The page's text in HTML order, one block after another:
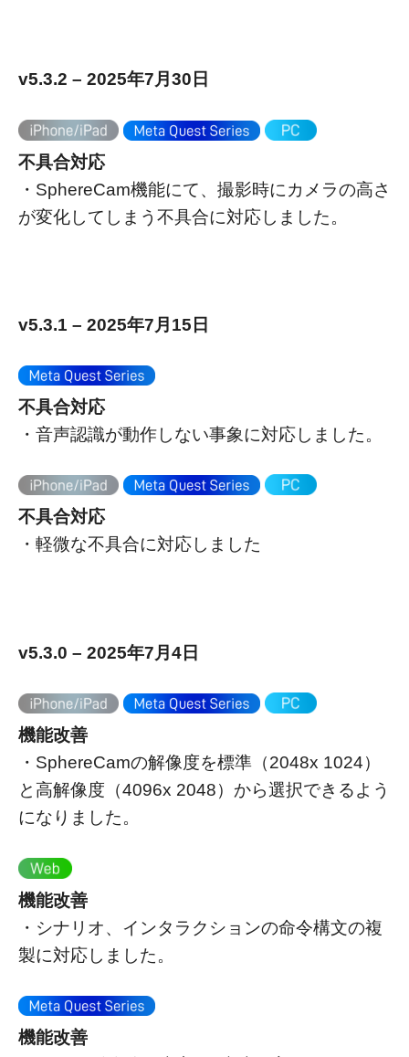
v5.3.2 – 2025年7月30日
不具合対応
・SphereCam機能にて、撮影時にカメラの高さ
が変化してしまう不具合に対応しました。
v5.3.1 – 2025年7月15日
不具合対応
・音声認識が動作しない事象に対応しました。
不具合対応
・軽微な不具合に対応しました
v5.3.0 – 2025年7月4日
機能改善
・SphereCamの解像度を標準（2048x 1024）
と高解像度（4096x 2048）から選択できるよう
になりました。
機能改善
・シナリオ、インタラクションの命令構文の複
製に対応しました。
機能改善